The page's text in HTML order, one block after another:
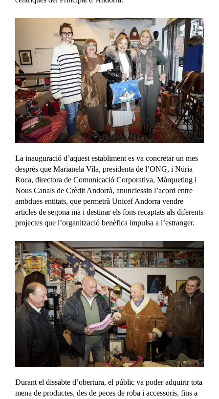
La inauguració d’aquest establiment es va concretar un mes
després que Marianela Vila, presidenta de l’ONG, i Núria
Roca, directora de Comunicació Corporativa, Màrqueting i
Nous Canals de Crèdit Andorrà, anunciessin l’acord entre
ambdues entitats, que permetrà Unicef Andorra vendre
articles de segona mà i destinar els fons recaptats als diferents
projectes que l’organització benèfica impulsa a l’estranger.
Durant el dissabte d’obertura, el públic va poder adquirir tota
mena de productes, des de peces de roba i accessoris, fins a